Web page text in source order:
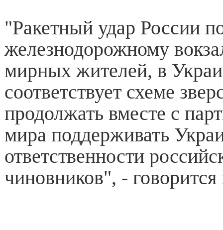
"Ракетный удар России
железнодорожному
мирных жителей, в
соответствует схеме
продолжать вместе с
мира поддерживать
ответственности
чиновников", -